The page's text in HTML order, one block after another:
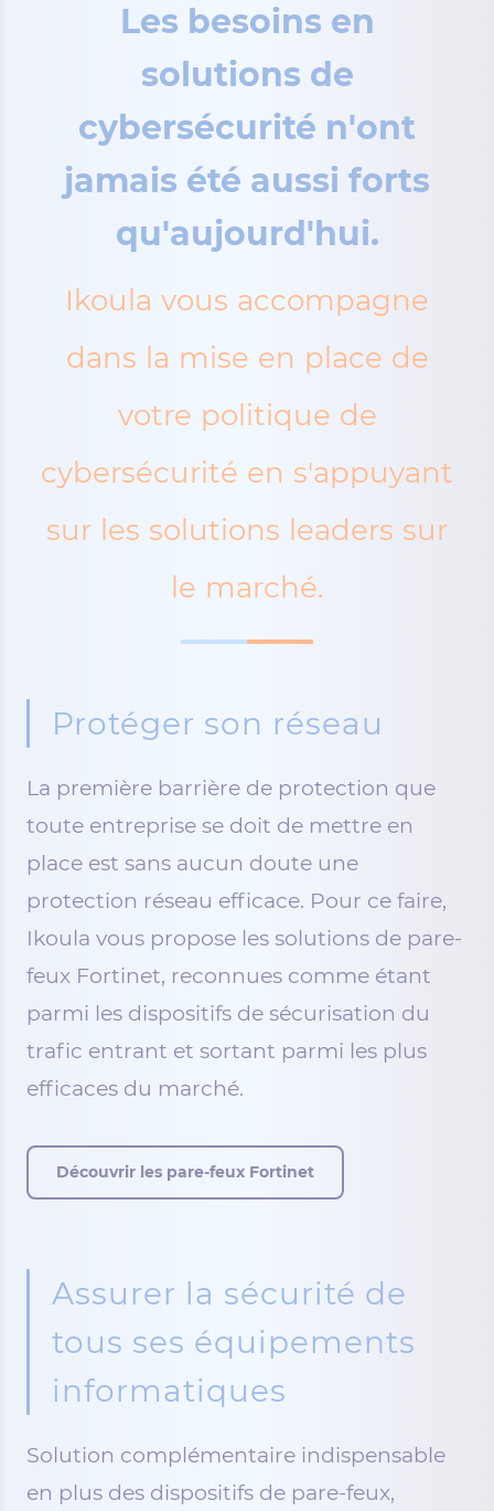
Les besoins en
solutions de
cybersécurité n'ont
jamais été aussi forts
qu'aujourd'hui.
Ikoula vous accompagne
dans la mise en place de
votre politique de
cybersécurité en s'appuyant
sur les solutions leaders sur
le marché.
Protéger son réseau
La première barrière de protection que
toute entreprise se doit de mettre en
place est sans aucun doute une
protection réseau efficace. Pour ce faire,
Ikoula vous propose les solutions de pare-
feux Fortinet, reconnues comme étant
parmi les dispositifs de sécurisation du
trafic entrant et sortant parmi les plus
efficaces du marché.
Découvrir les pare-feux Fortinet
Assurer la sécurité de
tous ses équipements
informatiques
Solution complémentaire indispensable
en plus des dispositifs de pare-feux,